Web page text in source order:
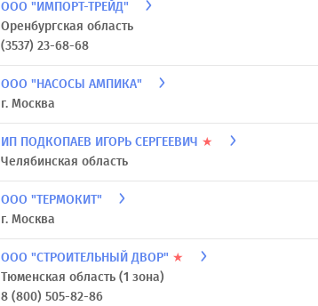
ООО "ИМПОРТ-ТРЕЙД"
Оренбургская область
(3537) 23-68-68
ООО "НАСОСЫ АМПИКА"
г. Москва
ИП ПОДКОПАЕВ ИГОРЬ СЕРГЕЕВИЧ ★
Челябинская область
ООО "ТЕРМОКИТ"
г. Москва
ООО "СТРОИТЕЛЬНЫЙ ДВОР" ★
Тюменская область (1 зона)
8 (800) 505-82-86